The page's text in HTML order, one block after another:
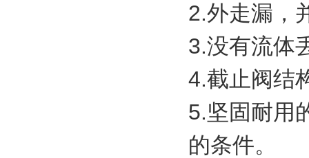
2.外走漏，
3.没有流体
4.截止阀结
5.坚固耐用
的条件。